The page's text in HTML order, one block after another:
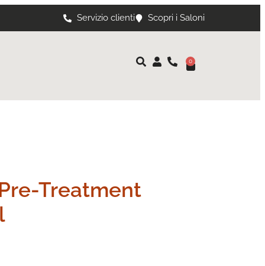
Servizio clienti Scopri i Saloni
0
Treatment